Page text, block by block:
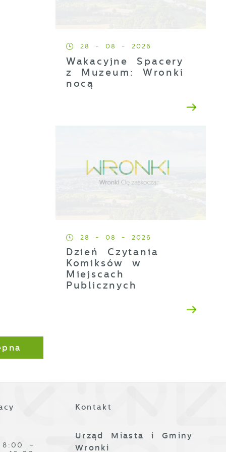
28 - 08 - 2026
Wakacyjne Spacery
z Muzeum: Wronki
nocą
28 - 08 - 2026
Dzień Czytania
Komiksów w
Miejscach
Publicznych
8:00 -
Kontakt
Urząd Miasta i Gminy
Wronki